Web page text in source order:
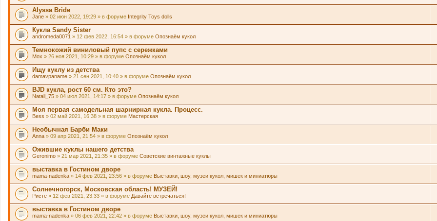
Alyssa Bride
Jane » 02 июн 2022, 19:29 » в форуме Integrity Toys dolls
Кукла Sandy Sister
andromeda0071 » 12 фев 2022, 16:54 » в форуме Опознаём кукол
Темнокожий виниловый пупс с сережками
Mox » 26 ноя 2021, 10:29 » в форуме Опознаём кукол
Ищу куклу из детства
damavpaname » 21 сен 2021, 10:40 » в форуме Опознаём кукол
BJD кукла, рост 60 см. Кто это?
Natali_75 » 04 июл 2021, 14:17 » в форуме Опознаём кукол
Моя первая самодельная шарнирная кукла. Процесс.
Bess » 02 май 2021, 16:38 » в форуме Мастерская
Необычная Барби Маки
Anna » 09 апр 2021, 21:54 » в форуме Опознаём кукол
Ожившие куклы нашего детства
Geronimo » 21 мар 2021, 21:35 » в форуме Советские винтажные куклы
выставка в Гостином дворе
mama-nadenka » 14 фев 2021, 23:56 » в форуме Выставки, шоу, музеи кукол, мишек и миниатюры
Солнечногорск, Московская область! МУЗЕЙ!
Ристе » 12 фев 2021, 23:33 » в форуме Давайте встречаться!
выставка в Гостином дворе
mama-nadenka » 06 фев 2021, 22:42 » в форуме Выставки, шоу, музеи кукол, мишек и миниатюры